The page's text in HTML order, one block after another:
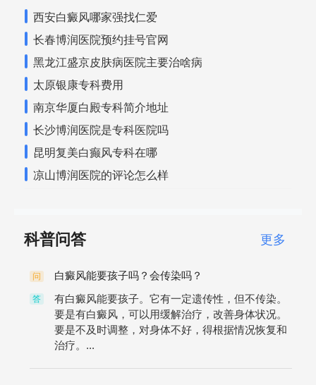
西安白癜风哪家强找仁爱
长春博润医院预约挂号官网
黑龙江盛京皮肤病医院主要治啥病
太原银康专科费用
南京华厦白殿专科简介地址
长沙博润医院是专科医院吗
昆明复美白癫风专科在哪
凉山博润医院的评论怎么样
科普问答 更多
问 白癜风能要孩子吗？会传染吗？
答
有白癜风能要孩子。它有一定遗传性，但不传染。
要是有白癜风，可以用缓解治疗，改善身体状况。
要是不及时调整，对身体不好，得根据情况恢复和
治疗。...